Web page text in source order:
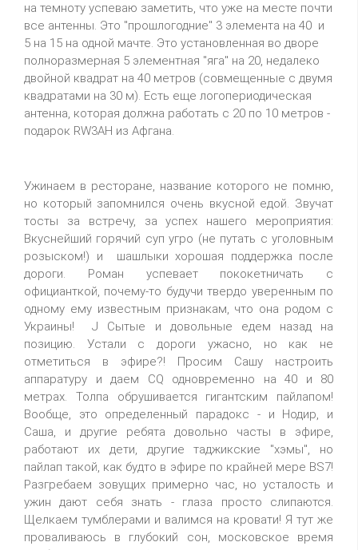
на темноту успеваю заметить, что уже на месте почти
все антенны. Это "прошлогодние" 3 элемента на 40 и
5 на 15 на одной мачте. Это установленная во дворе
полноразмерная 5 элементная "яга" на 20, недалеко
двойной квадрат на 40 метров (совмещенные с двумя
квадратами на 30 м). Есть еще логопериодическая
антенна, которая должна работать с 20 по 10 метров -
подарок RW3AH из Афгана.
Ужинаем в ресторане, название которого не помню,
но который запомнился очень вкусной едой. Звучат
тосты за встречу, за успех нашего мероприятия:
Вкуснейший горячий суп угро (не путать с уголовным
розыском!) и шашлыки хорошая поддержка после
дороги. Роман успевает пококетничать с
официанткой, почему-то будучи твердо уверенным по
одному ему известным признакам, что она родом с
Украины! J Сытые и довольные едем назад на
позицию. Устали с дороги ужасно, но как не
отметиться в эфире?! Просим Сашу настроить
аппаратуру и даем CQ одновременно на 40 и 80
метрах. Толпа обрушивается гигантским пайлапом!
Вообще, это определенный парадокс - и Нодир, и
Саша, и другие ребята довольно часты в эфире,
работают их дети, другие таджикские "хэмы", но
пайлап такой, как будто в эфире по крайней мере BS7!
Разгребаем зовущих примерно час, но усталость и
ужин дают себя знать - глаза просто слипаются.
Щелкаем тумблерами и валимся на кровати! Я тут же
проваливаюсь в глубокий сон, московское время